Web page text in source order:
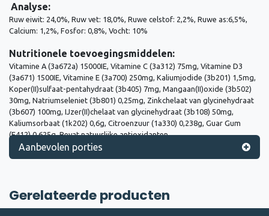
Analyse:
Ruw eiwit: 24,0%, Ruw vet: 18,0%, Ruwe celstof: 2,2%, Ruwe as:6,5%,
Calcium: 1,2%, Fosfor: 0,8%, Vocht: 10%
Nutritionele toevoegingsmiddelen:
Vitamine A (3a672a) 15000IE, Vitamine C (3a312) 75mg, Vitamine D3
(3a671) 1500IE, Vitamine E (3a700) 250mg, Kaliumjodide (3b201) 1,5mg,
Koper(II)sulfaat-pentahydraat (3b405) 7mg, Mangaan(II)oxide (3b502)
30mg, Natriumseleniet (3b801) 0,25mg, Zinkchelaat van glycinehydraat
(3b607) 100mg, IJzer(II)chelaat van glycinehydraat (3b108) 50mg,
Kaliumsorbaat (1k202) 0,6g, Citroenzuur (1a330) 0,238g, Guar Gum
(E412) 0,625g, Bevat natuurlijke antioxidanten.
Aanbevolen porties
Gerelateerde producten